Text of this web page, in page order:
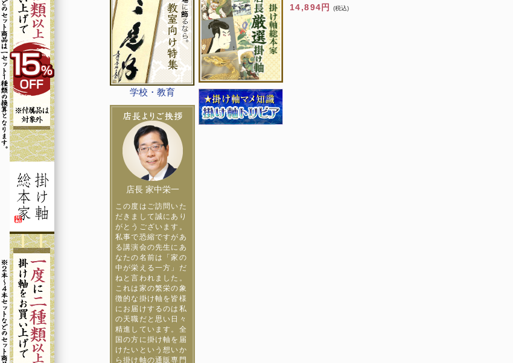
学校・教育
店長 家中栄一
この度はご訪問いた
だきまして誠にあり
がとうございます。
私事で恐縮ですがあ
る講演会の先生にあ
なたの名前は「家の
中が栄える一方」だ
ねと言われました。
これは家の繁栄の象
徴的な掛け軸を皆様
にお届けするのは私
の天職だと思い日々
精進しています。全
国の方に掛け軸を届
けたいという想いか
ら掛け軸の通販専門
14,894円 (税込)